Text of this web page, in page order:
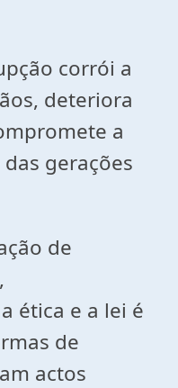
corrói a
deteriora
a
gerações
de
ética e a lei é
de
actos